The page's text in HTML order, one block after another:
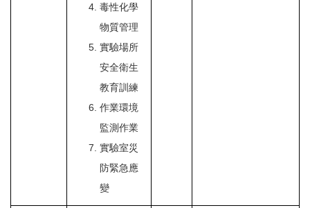
毒性化學
物質管理
實驗場所
安全衛生
教育訓練
作業環境
監測作業
實驗室災
防緊急應
變